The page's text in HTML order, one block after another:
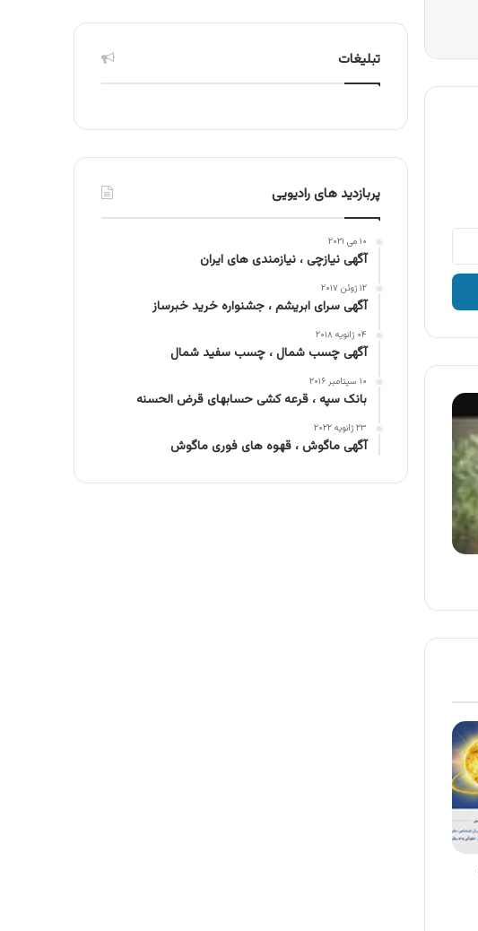
تبلیغات
پربازدید های رادیویی
۱۰ می ۲۰۲۱
آگهی نیازچی ، نیازمندی های ایران
۱۲ ژوئن ۲۰۱۷
آگهی سرای ابریشم ، جشنواره خرید خبرساز
۰۴ ژانویه ۲۰۱۸
آگهی چسب شمال ، چسب سفید شمال
۱۰ سپتامبر ۲۰۱۶
بانک سپه ، قرعه کشی حسابهای قرض الحسنه
۲۳ ژانویه ۲۰۲۲
آگهی ماگوش ، قهوه های فوری ماگوش